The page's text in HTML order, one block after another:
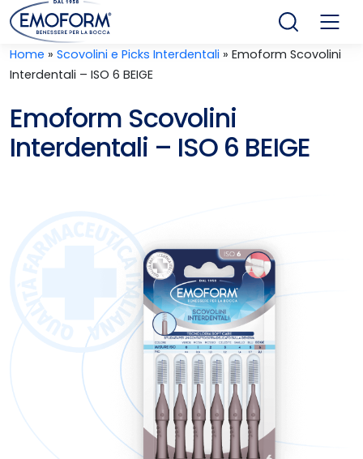
Home » Scovolini e Picks Interdentali » Emoform Scovolini
Interdentali – ISO 6 BEIGE
Emoform Scovolini
Interdentali – ISO 6 BEIGE